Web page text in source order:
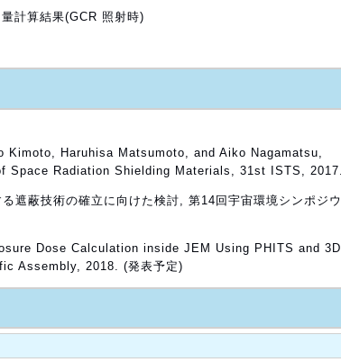
計算結果(GCR 照射時)
Haruhisa Matsumoto, and Aiko Nagamatsu,
Space Radiation Shielding Materials, 31st ISTS, 2017.
遮蔽技術の確立に向けた検討, 第14回宇宙環境シンポジウ
Dose Calculation inside JEM Using PHITS and 3D
Assembly, 2018. (発表予定)